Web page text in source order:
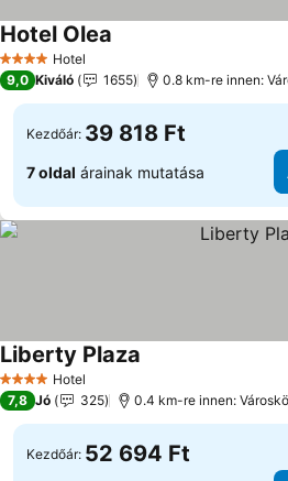
4 KategóriaHotel
Hotel Olea
9,0 Kiváló 1655 0.8 km-re innen:
Kezdőár: 39 818 Ft
7 oldal árainak mutatása
4 KategóriaHotel
Liberty Plaza
7,8 Jó 325 0.4 km-re innen:
Kezdőár: 52 694 Ft